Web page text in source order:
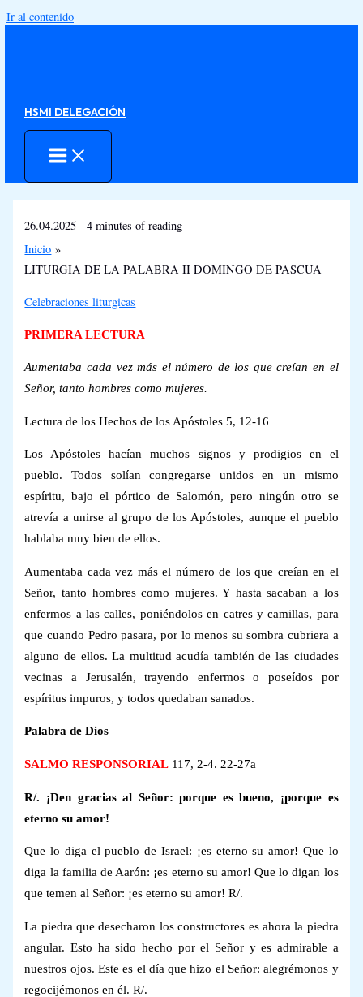
Ir al contenido
HSMI DELEGACIÓN
26.04.2025-4 minutes of reading
Inicio
LITURGIA DE LA PALABRA II DOMINGO DE PASCUA
Celebraciones liturgicas
PRIMERA LECTURA
Aumentaba cada vez más el número de los que creían en el
Señor, tanto hombres como mujeres.
Lectura de los Hechos de los Apóstoles 5, 12-16
Los Apóstoles hacían muchos signos y prodigios en el
pueblo. Todos solían congregarse unidos en un mismo
espíritu, bajo el pórtico de Salomón, pero ningún otro se
atrevía a unirse al grupo de los Apóstoles, aunque el pueblo
hablaba muy bien de ellos.
Aumentaba cada vez más el número de los que creían en el
Señor, tanto hombres como mujeres. Y hasta sacaban a los
enfermos a las calles, poniéndolos en catres y camillas, para
que cuando Pedro pasara, por lo menos su sombra cubriera a
alguno de ellos. La multitud acudía también de las ciudades
vecinas a Jerusalén, trayendo enfermos o poseídos por
espíritus impuros, y todos quedaban sanados.
Palabra de Dios
SALMO RESPONSORIAL 117, 2-4. 22-27a
R/. ¡Den gracias al Señor: porque es bueno, ¡porque es
eterno su amor!
Que lo diga el pueblo de Israel: ¡es eterno su amor! Que lo
diga la familia de Aarón: ¡es eterno su amor! Que lo digan los
que temen al Señor: ¡es eterno su amor! R/.
La piedra que desecharon los constructores es ahora la piedra
angular. Esto ha sido hecho por el Señor y es admirable a
nuestros ojos. Este es el día que hizo el Señor: alegrémonos y
regocijémonos en él. R/.